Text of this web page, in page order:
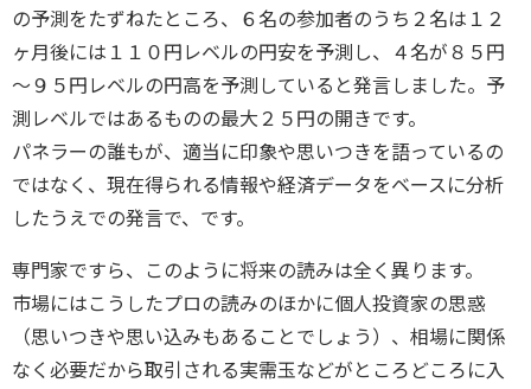
の予測をたずねたところ、６名の参加者のうち２名は１２
ヶ月後には１１０円レベルの円安を予測し、４名が８５円
～９５円レベルの円高を予測していると発言しました。予
測レベルではあるものの最大２５円の開きです。
パネラーの誰もが、適当に印象や思いつきを語っているの
ではなく、現在得られる情報や経済データをベースに分析
したうえでの発言で、です。
専門家ですら、このように将来の読みは全く異ります。
市場にはこうしたプロの読みのほかに個人投資家の思惑
（思いつきや思い込みもあることでしょう）、相場に関係
なく必要だから取引される実需玉などがところどころに入